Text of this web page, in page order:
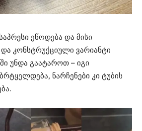
ეწოდება და მისი
კონსტრუქციული ვარიანტი
უნდა გაატაროთ – იგი
ნარჩენები კი ტუბის